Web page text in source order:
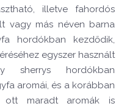
illetve fahordós
vagy más néven barna
hordókban kezdődik,
egyszer használt
sherrys hordókban
aromái, és a korábban
maradt aromák is